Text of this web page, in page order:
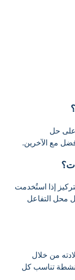
على حل
مع الآخرين.
إذا استُخدمت
محل التفاعل
من خلال
أنشطة تناسب كل